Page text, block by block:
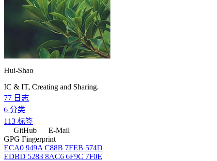
Hui-Shao
IC & IT, Creating and Sharing.
77 日志
6 分类
113 标签
GitHub
E-Mail
GPG Fingerprint
ECA0 949A C88B 7FEB 574D
EDBD 5283 8AC6 6F9C 7F0E